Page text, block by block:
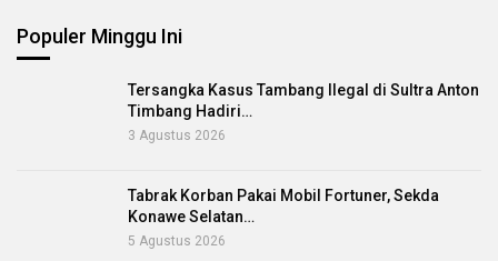
Populer Minggu Ini
Tersangka Kasus Tambang Ilegal di Sultra Anton
Timbang Hadiri…
3 Agustus 2026
Tabrak Korban Pakai Mobil Fortuner, Sekda
Konawe Selatan…
5 Agustus 2026